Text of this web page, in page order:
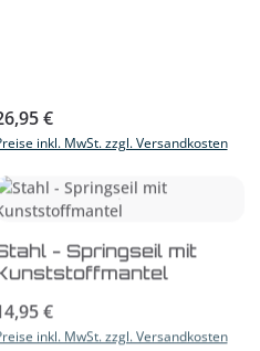
Preis:
€
inkl. MwSt. zzgl. Versandkosten
gewünschten
Produkt Anzahl:
- Springseil mit
Preis:
€
inkl. MwSt. zzgl. Versandkosten